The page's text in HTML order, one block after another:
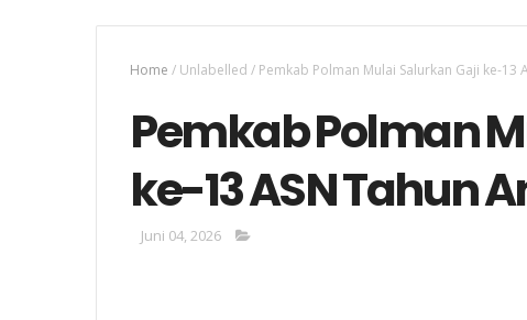
Home / Unlabelled / Pemkab Polman Mulai Salurkan Gaji ke-13
Pemkab Polman
ke-13 ASN Tahun
Juni 04, 2026